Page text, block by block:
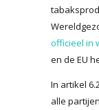
officieel in
en de EU
In artikel
alle